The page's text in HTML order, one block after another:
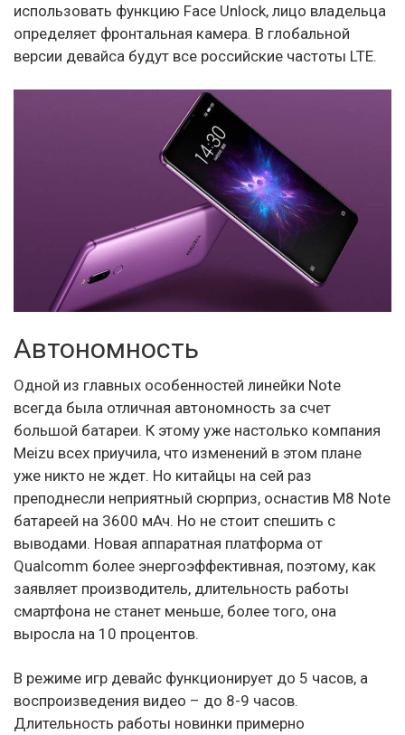
использовать функцию Face Unlock, лицо владельца
определяет фронтальная камера. В глобальной
версии девайса будут все российские частоты LTE.
Автономность
Одной из главных особенностей линейки Note
всегда была отличная автономность за счет
большой батареи. К этому уже настолько компания
Meizu всех приучила, что изменений в этом плане
уже никто не ждет. Но китайцы на сей раз
преподнесли неприятный сюрприз, оснастив M8 Note
батареей на 3600 мАч. Но не стоит спешить с
выводами. Новая аппаратная платформа от
Qualcomm более энергоэффективная, поэтому, как
заявляет производитель, длительность работы
смартфона не станет меньше, более того, она
выросла на 10 процентов.
В режиме игр девайс функционирует до 5 часов, а
воспроизведения видео – до 8-9 часов.
Длительность работы новинки примерно